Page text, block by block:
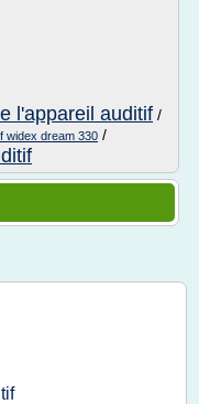
l'appareil auditif /
widex dream 330 /